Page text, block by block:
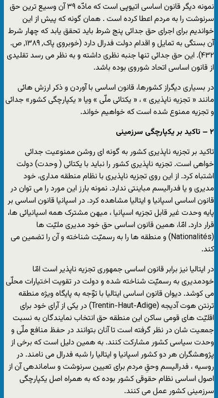
نمونه دیگر قانون اساسی اتیوپی است که مادّه ۳۹ آن وسیع ترین حق
سرنوشت را به مردم اعطا کرده است . همان گونه که پیش از این
خواندیم برای اجرای حق جدائی پنج شرط باید تحقق یابد که چهار شرط
آن بستگی به تمایل و اقدام دولت فدرال دارد (خوبروی پاک, ۱۳۸۹, ص.
۴۳۲). این حق جدائی تنها جنبه نظری داشته و به نظر می رسد تقلیدی
از قانون اساسی اتحاد شوروی بوده باشد.
در بسیاری دیگراز کشورها، قانون اساسی با آوردن و ذکر ارزش هائی
مانند « تجزیه ناپذیری » ، « یکتائی ملّی » ویا « یکپارچگی کشور» جدائی
و تجزیه ممنوع شده است که خواهیم خواند.
۲ – تاکید بر یکپارچگی سرزمینی
تاکید بر تجزیه ناپذیری کشور به گونه ای روشن ممنوعیت جدائی
خواهی است. تجزیه ناپذیری کشور را نباید با یکتائی ( وحدت) دولت
اشتباه کرد. از این روی تجزیه ناپذیری با نظام منطقه مداری، خود
مدیری و یا فدرالیسم مباینتی ندارد. نمونه بارز این مورد را می توان در
قانون اساسی اسپانیا و ایتالیا مشاهده کرد. در اسپانیا قانون اساسی بر
پایه وحدت غیر قابل تجزیه اسپانیا ، میهن مشترک همه اسپانیائی ها،
قرار دارد. امّا، همین قانون اساسی حق خود مدیری ملیّت ها
(Nationalités) و منطقه ها را به رسمیّت شناخته و آن را تضمین می
کند.
در ایتالیا نیز برابر قانون اساسی جمهوری تجزیه ناپذیر است امّا
خودمدیری به رسمیّت شناخته شده و دولت در تقویت اختیارات محلّی
می کوشد. دیوان قانون اساسی ایتالیا با توّجه به پایگاه ویژه منطقه
ترنتن هوت آدیجه (Trentin-Haut-Adige) در یکی از آرای خود برای
اقلیّت های قومی ساکن این منطقه حق انتخاب نمایندگان به نسبت
جمعیت شان در نظر گرفته است تا آنان بتوانند در حفظ منافع ملّی و
وحدت سیاسی کشور مشارکت کنند. به همین دلیل است که برخی از
پژوهشگران هر دو کشور اسپانیا و ایتالیا را شبه فدرال می نامند. در
روسیه ، فدرالیسم وحقِ مردم برای تعیین سرنوشت و ساماندهی آن از
اصول اساسی نظام حقوقی کشور بوده که به همراه اصل یکپارچگی
سرزمینی کشور عمل می کنند.